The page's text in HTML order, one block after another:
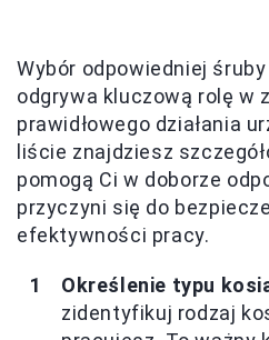
Wybór odpowiedniej
odgrywa kluczową rolę w
prawidłowego działania
liście znajdziesz
pomogą Ci w doborze
przyczyni się do
efektywności pracy.
Określenie typu
zidentyfikuj rodzaj